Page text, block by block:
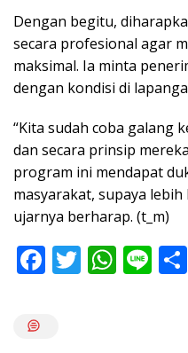
Dengan begitu,
secara profesional agar
maksimal. Ia minta
dengan kondisi di
“Kita sudah coba galang
dan secara prinsip
program ini mendapat
masyarakat, supaya
ujarnya berharap. (t_m)
F T W Li